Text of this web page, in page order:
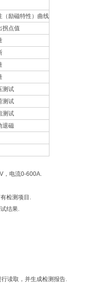
（励磁特性）曲线
拐点值
测试
测试
测试
退磁
，电流0-600A.
检测项目.
结果.
读取，并生成检测报告.